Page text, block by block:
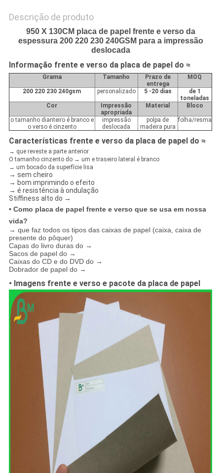
Descrição de produto
950 X 130CM placa de papel frente e verso da
espessura 200 220 230 240GSM para a impressão
deslocada
Informação frente e verso da placa de papel do ≈
Grama Tamanho
Prazo de
entrega
MOQ
200 220 230 240gsm personalizado 5 -20 dias
de 1
toneladas
Cor
Impressão
apropriada
Material Bloco
o tamanho dianteiro é branco e
o verso é cinzento
impressão
deslocada
polpa de
madeira pura
folha/resma
Características frente e verso da placa de papel do ≈
→ que reveste a parte anterior
O tamanho cinzento do → um e traseiro lateral é branco
→ um bocado da superfície lisa
→ sem cheiro
→ bom imprimindo o efeito
→ é resistência à ondulação
Stiffiness alto do →
• Como placa de papel frente e verso que se usa em nossa
vida?
→ que faz todos os tipos das caixas de papel (caixa, caixa de
presente do pôquer)
Capas do livro duras do →
Sacos de papel do →
Caixas do CD e do DVD do →
Dobrador de papel do →
• Imagens frente e verso e pacote da placa de papel